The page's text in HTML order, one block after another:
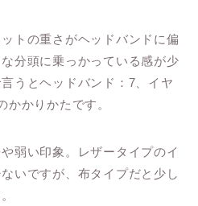
トの重さがヘッドバンドに偏
分頭に乗っかっている感が少
うとヘッドバンド：7、イヤ
かかりかたです。
弱い印象。レザータイプのイ
いですが、布タイプだと少し